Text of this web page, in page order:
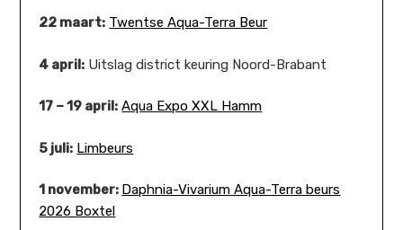
22 maart: Twentse Aqua-Terra Beur
4 april: Uitslag district keuring Noord-Brabant
17 – 19 april: Aqua Expo XXL Hamm
5 juli: Limbeurs
1 november: Daphnia-Vivarium Aqua-Terra beurs
2026 Boxtel